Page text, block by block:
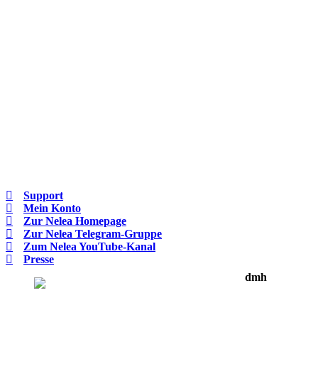
Support
Mein Konto
Zur Nelea Homepage
Zur Nelea Telegram-Gruppe
Zum Nelea YouTube-Kanal
Presse